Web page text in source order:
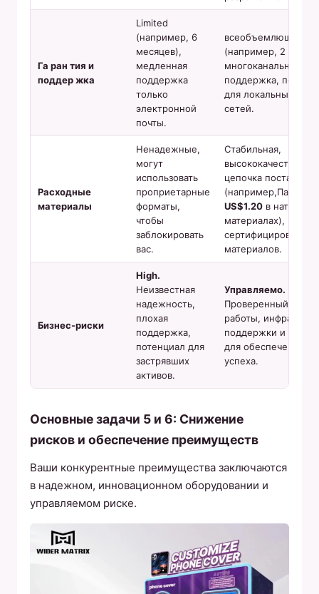
Га ран тия и
поддер жка
Limited
(например, 6
месяцев),
медленная
поддержка
только
электронной
почты.
всеобъемлющий
(например, 2 +
многоканальная
поддержка,
для локальных
сетей.
Расходные
материалы
Ненадежные,
могут
использовать
проприетарные
форматы,
чтобы
заблокировать
вас.
Стабильная,
цепочка поставок
(например,Пазлы в
US$1.20 в
материалах),
сертифицированных
материалов.
Бизнес-риски
High.
Неизвестная
надежность,
плохая
поддержка,
потенциал для
застрявших
активов.
Управляемо.
Проверенный опыт
работы,
поддержки и
для обеспечения
успеха.
Основные задачи 5 и 6: Снижение
рисков и обеспечение преимуществ
Ваши конкурентные преимущества заключаются
в надежном, инновационном оборудовании и
управляемом риске.